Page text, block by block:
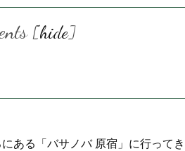
[hide]
ある「バサノバ 原宿」に行ってき